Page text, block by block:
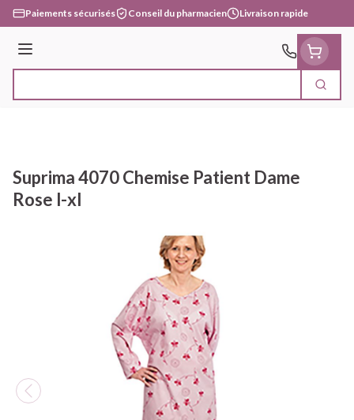
Aller au contenu
Paiements sécurisés Conseil du pharmacien Livraison rapide
Menu
Suprima 4070 Chemise Patient Dame
Rose l-xl